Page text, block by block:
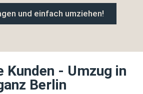
und einfach umziehen!
Kunden - Umzug in
Berlin